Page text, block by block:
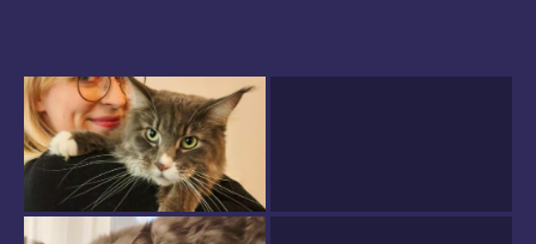
Home
Über uns